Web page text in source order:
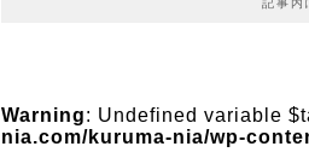
記事内
Warning: Undefined variable
nia.com/kuruma-nia/wp-